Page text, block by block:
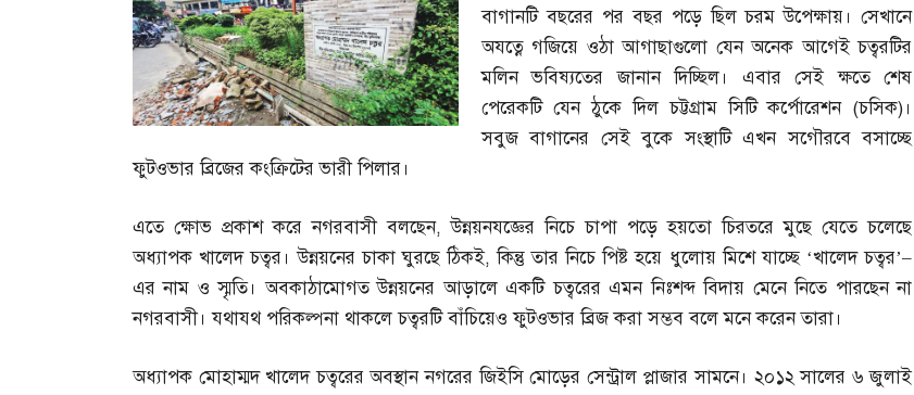
বাগানটি বছরের পর বছর পড়ে ছিল চরম উপেক্ষায়। সেখানে
অযত্নে গজিয়ে ওঠা আগাছাগুলো যেন অনেক আগেই চত্বরটির
মলিন ভবিষ্যতের জানান দিচ্ছিল। এবার সেই ক্ষতে শেষ
পেরেকটি যেন ঠুকে দিল চট্টগ্রাম সিটি কর্পোরেশন (চসিক)।
সবুজ বাগানের সেই বুকে সংস্থাটি এখন সগৌরবে বসাচ্ছে
ফুটওভার ব্রিজের কংক্রিটের ভারী পিলার।
এতে ক্ষোভ প্রকাশ করে নগরবাসী বলছেন,উন্নয়নযজ্ঞের নিচে চাপা পড়ে হয়তো চিরতরে মুছে যেতে চলেছে
অধ্যাপক খালেদ চত্বর। উন্নয়নের চাকা ঘুরছে ঠিকই,কিন্তু তার নিচে পিষ্ট হয়ে ধুলোয় মিশে যাচ্ছে ‘খালেদ চত্বর’–
এর নাম ও স্মৃতি। অবকাঠামোগত উন্নয়নের আড়ালে একটি চত্বরের এমন নিঃশব্দ বিদায় মেনে নিতে পারছেন না
নগরবাসী। যথাযথ পরিকল্পনা থাকলে চত্বরটি বাঁচিয়েও ফুটওভার ব্রিজ করা সম্ভব বলে মনে করেন তারা।
অধ্যাপক মোহাম্মদ খালেদ চত্বরের অবস্থান নগরের জিইসি মোড়ের সেন্ট্রাল প্লাজার সামনে। ২০১২ সালের ৬ জুলাই